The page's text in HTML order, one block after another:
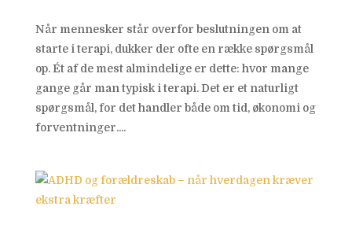
Når mennesker står overfor beslutningen om at
starte i terapi, dukker der ofte en række spørgsmål
op. Ét af de mest almindelige er dette: hvor mange
gange går man typisk i terapi. Det er et naturligt
spørgsmål, for det handler både om tid, økonomi og
forventninger....